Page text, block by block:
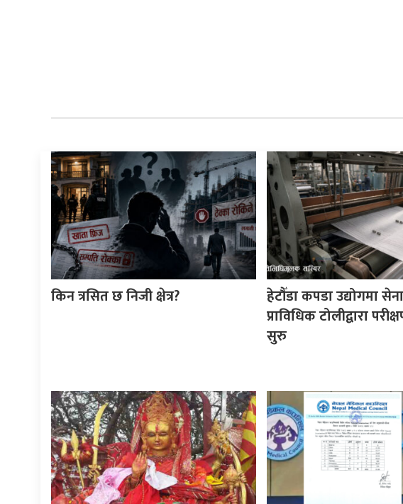
किन त्रसित छ निजी क्षेत्र?
हेटौँडा कपडा उद्योगमा
प्राविधिक टोलीद्वारा
सुरु